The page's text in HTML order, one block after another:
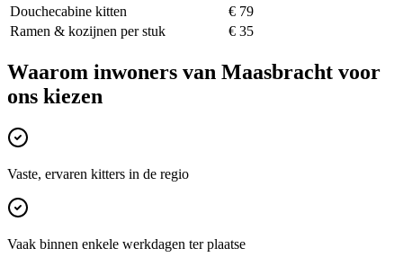
Douchecabine kitten
€ 79
Ramen & kozijnen per stuk
€ 35
Waarom inwoners van Maasbracht voor
ons kiezen
Vaste, ervaren kitters in de regio
Vaak binnen enkele werkdagen ter plaatse